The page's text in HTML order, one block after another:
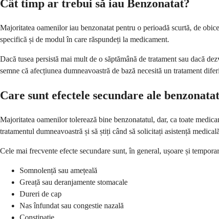
Cât timp ar trebui să iau Benzonatat?
Majoritatea oamenilor iau benzonatat pentru o perioadă scurtă, de
specifică și de modul în care răspundeți la medicament.
Dacă tusea persistă mai mult de o săptămână de tratament sau dacă
semne că afecțiunea dumneavoastră de bază necesită un tratament
Care sunt efectele secundare ale
Majoritatea oamenilor tolerează bine benzonatatul, dar, ca toate
tratamentul dumneavoastră și să știți când să solicitați asistență
Cele mai frecvente efecte secundare sunt, în general, ușoare și
Somnolență sau amețeală
Greață sau deranjamente stomacale
Dureri de cap
Nas înfundat sau congestie nazală
Constipație